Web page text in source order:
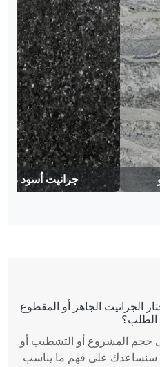
جرانيت أسود
الجرانيت الجاهز أو المقطوع
حجم المشروع أو التشطيب أو
سنساعدك على فهم ما يناسب